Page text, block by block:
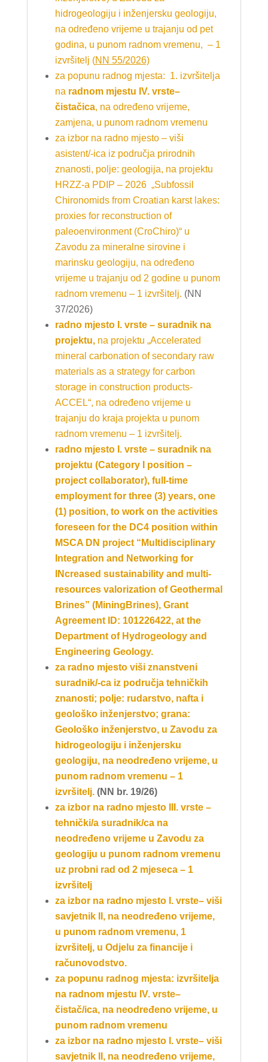
hidrogeologiju i inženjersku geologiju,
na određeno vrijeme u trajanju od pet
godina, u punom radnom vremenu, – 1
izvršitelj (NN 55/2026)
za popunu radnog mjesta: 1. izvršitelja
na radnom mjestu IV. vrste–
čistačica, na određeno vrijeme,
zamjena, u punom radnom vremenu
za izbor na radno mjesto – viši
asistent/-ica iz područja prirodnih
znanosti, polje: geologija, na projektu
HRZZ-a PDIP – 2026 „Subfossil
Chironomids from Croatian karst lakes:
proxies for reconstruction of
paleoenvironment (CroChiro)“ u
Zavodu za mineralne sirovine i
marinsku geologiju, na određeno
vrijeme u trajanju od 2 godine u punom
radnom vremenu – 1 izvršitelj. (NN
37/2026)
radno mjesto I. vrste – suradnik na
projektu,na projektu „Accelerated
mineral carbonation of secondary raw
materials as a strategy for carbon
storage in construction products-
ACCEL“, na određeno vrijeme u
trajanju do kraja projekta u punom
radnom vremenu – 1 izvršitelj.
radno mjesto I. vrste – suradnik na
projektu (Category I position –
project collaborator), full-time
employment for three (3) years, one
(1) position, to work on the activities
foreseen for the DC4 position within
MSCA DN project “Multidisciplinary
Integration and Networking for
INcreased sustainability and multi-
resources valorization of Geothermal
Brines” (MiningBrines), Grant
Agreement ID: 101226422, at the
Department of Hydrogeology and
Engineering Geology.
za radno mjesto viši znanstveni
suradnik/-caiz područja tehničkih
znanosti; polje: rudarstvo, nafta i
geološko inženjerstvo; grana:
Geološko inženjerstvo, u Zavodu za
hidrogeologiju i inženjersku
geologiju, na neodređeno vrijeme, u
punom radnom vremenu – 1
izvršitelj. (NN br. 19/26)
za izbor na radno mjesto III. vrste –
tehnički/a suradnik/ca na
neodređeno vrijeme u Zavodu za
geologiju u punom radnom vremenu
uz probni rad od 2 mjeseca – 1
izvršitelj
za izbor na radno mjesto I. vrste– viši
savjetnik II , na neodređeno vrijeme,
u punom radnom vremenu, 1
izvršitelj, u Odjelu za financije i
računovodstvo.
za popunu radnog mjesta: izvršitelja
na radnom mjestu IV. vrste–
čistač/ica, na neodređeno vrijeme, u
punom radnom vremenu
za izbor na radno mjesto I. vrste– viši
savjetnik II, na neodređeno vrijeme,